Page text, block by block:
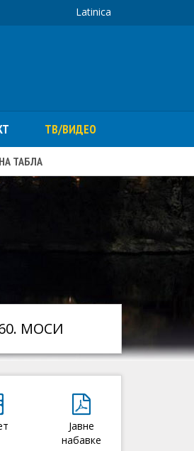
Latinica
ТВ/ВИДЕО
ТАБЛА
МОСИ
Јавне
набавке